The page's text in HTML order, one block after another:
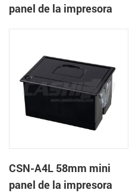
panel de la impresora
CSN-A4L 58mm mini
panel de la impresora